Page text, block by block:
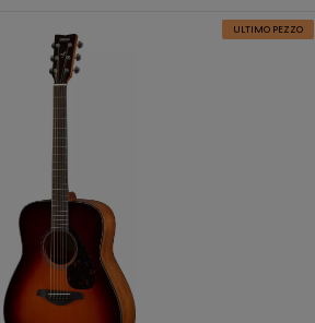
ULTIMO PEZZO